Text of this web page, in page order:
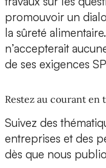
promouvoir un
la sûreté
n’accepterait
de ses exigences
Restez au courant en
Suivez des
entreprises et des
dès que nous